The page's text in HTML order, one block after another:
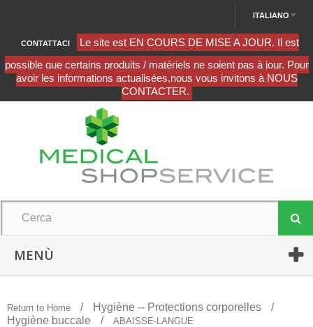
ITALIANO
CONTATTACI
MENÙ
Return to Home
Hygiène -- Protections corporelles
Hygiène buccale
ABAISSE-LANGUE